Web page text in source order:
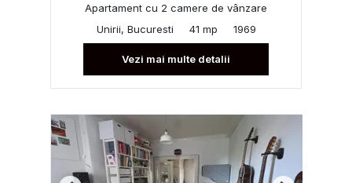
Apartament cu 2 camere de vânzare
Unirii, Bucuresti
41 mp 1969
Vezi mai multe detalii